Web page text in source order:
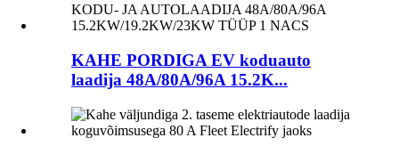
KAHE PORDIGA EV koduauto
laadija 48A/80A/96A 15.2K...